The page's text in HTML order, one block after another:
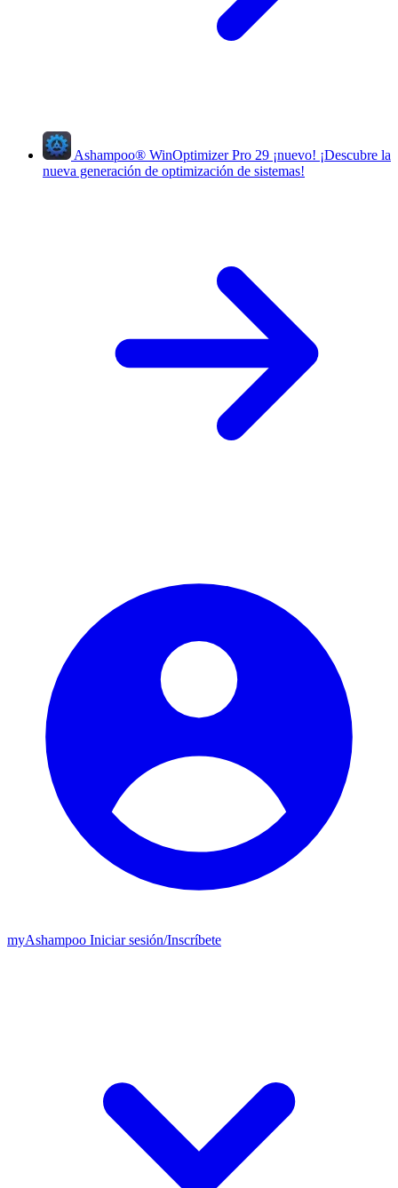
Ashampoo® WinOptimizer Pro 29 ¡nuevo! ¡Descubre la
nueva generación de optimización de sistemas!
myAshampoo Iniciar sesión/Inscríbete